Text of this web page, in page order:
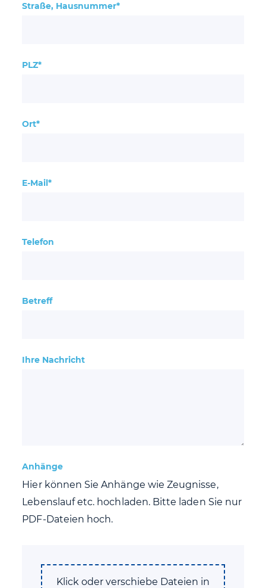
Straße, Hausnummer*
PLZ*
Ort*
E-Mail*
Telefon
Betreff
Ihre Nachricht
Anhänge
Hier können Sie Anhänge wie Zeugnisse,
Lebenslauf etc. hochladen. Bitte laden Sie nur
PDF-Dateien hoch.
Klick oder verschiebe Dateien in